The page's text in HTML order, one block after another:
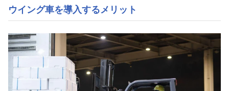
ウイング車を導入するメリット